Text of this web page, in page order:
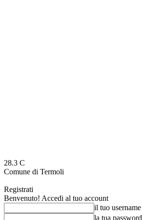
28.3 C
Comune di Termoli
Registrati
Benvenuto! Accedi al tuo account
il tuo username
la tua password